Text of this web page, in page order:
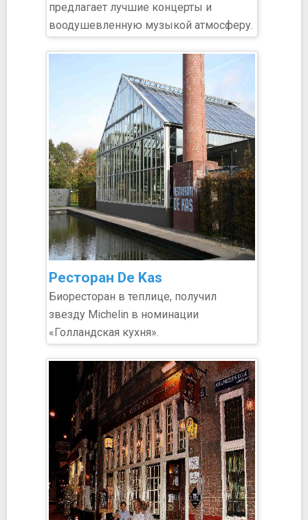
предлагает лучшие концерты и
воодушевленную музыкой атмосферу.
Ресторан De Kas
Биоресторан в теплице, получил
звезду Michelin в номинации
«Голландская кухня».